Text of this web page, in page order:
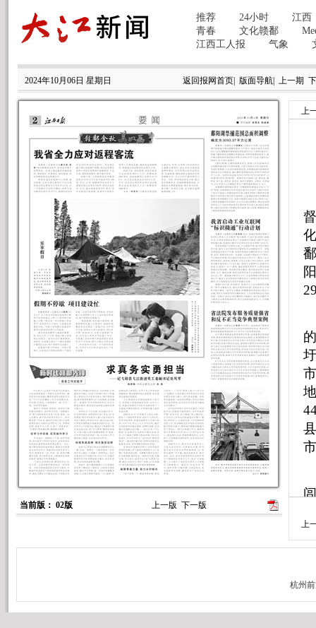
2024年10月06日 星期日 返回报网首页| 版面导航| 上一期
当前版： 02版 上一版 下一版
上
上